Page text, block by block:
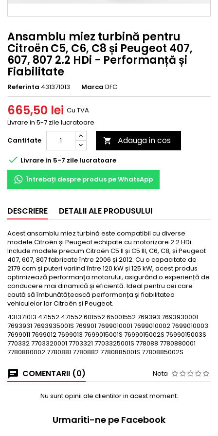
Ansamblu miez turbină pentru
Citroën C5, C6, C8 și Peugeot 407,
607, 807 2.2 HDi - Performanță și
Fiabilitate
Referinta 431371013 Marca DFC
665,50 lei Cu TVA
Livrare in 5-7 zile lucratoare
Cantitate
 Adauga in cos
 Livrare in 5-7 zile lucratoare
Întrebați despre produs pe WhatsApp
DESCRIERE DETALII ALE PRODUSULUI
Acest ansamblu miez turbină este compatibil cu diverse
modele Citroën și Peugeot echipate cu motorizare 2.2 HDi.
Include modele precum Citroën C5 II și C5 III, C6, C8, și Peugeot
407, 607, 807 fabricate între 2006 și 2012. Cu o capacitate de
2179 ccm și puteri variind între 120 kW și 125 kW, acest produs
optimizează performanța motorului, asigurând o experiență de
conducere mai dinamică și eficientă. Ideal pentru cei care
caută să îmbunătățească performanța și fiabilitatea
vehiculelor lor Citroën și Peugeot.
431371013 471552 471552 601552 65001552 769393 7693930001
7693931 7693935001S 769901 7699010001 7699010002 7699010003
7699011 7699012 7699013 7699015001S 7699015002S 7699015003S
770332 7703320001 7703321 7703325001S 778088 7780880001
7780880002 7780881 7780882 7780885001S 7780885002S
COMENTARII (0) Nota
Nu sunt opinii ale clientilor in acest moment.
Urmariti-ne pe Facebook